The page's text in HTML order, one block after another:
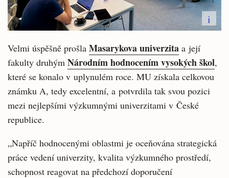
i
Velmi úspěšně prošla Masarykova univerzita a její
fakulty druhým Národním hodnocením vysokých škol,
které se konalo v uplynulém roce. MU získala celkovou
známku A, tedy excelentní, a potvrdila tak svou pozici
mezi nejlepšími výzkumnými univerzitami v České
republice.
„Napříč hodnocenými oblastmi je oceňována strategická
práce vedení univerzity, kvalita výzkumného prostředí,
schopnost reagovat na předchozí doporučení